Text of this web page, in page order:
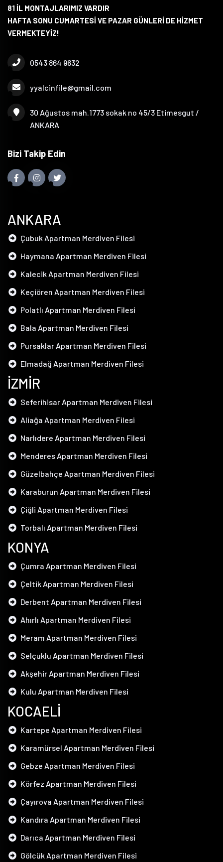
81 İL MONTAJLARIMIZ VARDIR
HAFTA SONU CUMARTESİ VE PAZAR GÜNLERİ DE HİZMET
VERMEKTEYİZ!
0543 864 9632
yyalcinfile@gmail.com
30 Ağustos mah.1773 sokak no 45/3 Etimesgut /
ANKARA
Bizi Takip Edin
ANKARA
Çubuk Apartman Merdiven Filesi
Haymana Apartman Merdiven Filesi
Kalecik Apartman Merdiven Filesi
Keçiören Apartman Merdiven Filesi
Polatlı Apartman Merdiven Filesi
Bala Apartman Merdiven Filesi
Pursaklar Apartman Merdiven Filesi
Elmadağ Apartman Merdiven Filesi
İZMİR
Seferihisar Apartman Merdiven Filesi
Aliağa Apartman Merdiven Filesi
Narlıdere Apartman Merdiven Filesi
Menderes Apartman Merdiven Filesi
Güzelbahçe Apartman Merdiven Filesi
Karaburun Apartman Merdiven Filesi
Çiğli Apartman Merdiven Filesi
Torbalı Apartman Merdiven Filesi
KONYA
Çumra Apartman Merdiven Filesi
Çeltik Apartman Merdiven Filesi
Derbent Apartman Merdiven Filesi
Ahırlı Apartman Merdiven Filesi
Meram Apartman Merdiven Filesi
Selçuklu Apartman Merdiven Filesi
Akşehir Apartman Merdiven Filesi
Kulu Apartman Merdiven Filesi
KOCAELİ
Kartepe Apartman Merdiven Filesi
Karamürsel Apartman Merdiven Filesi
Gebze Apartman Merdiven Filesi
Körfez Apartman Merdiven Filesi
Çayırova Apartman Merdiven Filesi
Kandıra Apartman Merdiven Filesi
Darıca Apartman Merdiven Filesi
Gölcük Apartman Merdiven Filesi